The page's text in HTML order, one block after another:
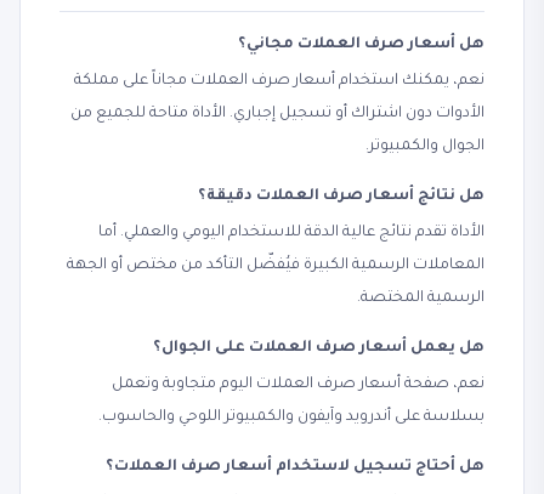
هل أسعار صرف العملات مجاني؟
نعم، يمكنك استخدام أسعار صرف العملات مجاناً على مملكة
الأدوات دون اشتراك أو تسجيل إجباري. الأداة متاحة للجميع من
الجوال والكمبيوتر.
هل نتائج أسعار صرف العملات دقيقة؟
الأداة تقدم نتائج عالية الدقة للاستخدام اليومي والعملي. أما
المعاملات الرسمية الكبيرة فيُفضّل التأكد من مختص أو الجهة
الرسمية المختصة.
هل يعمل أسعار صرف العملات على الجوال؟
نعم، صفحة أسعار صرف العملات اليوم متجاوبة وتعمل
بسلاسة على أندرويد وآيفون والكمبيوتر اللوحي والحاسوب.
هل أحتاج تسجيل لاستخدام أسعار صرف العملات؟